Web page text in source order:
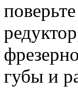
губы и